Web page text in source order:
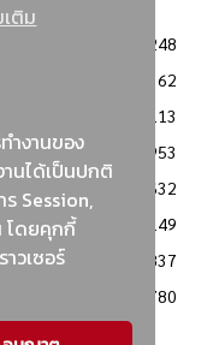
ติม
ำงานของ
านได้เป็นปกติ
Session,
โดยคุกกี้
วเซอร์
3248
2362
2113
1953
1632
1149
837
780